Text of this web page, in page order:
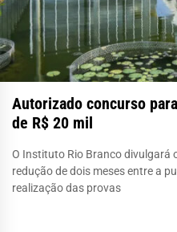
Autorizado concurso
de R$ 20 mil
O Instituto Rio Branco divulgará
redução de dois meses entre a
realização das provas